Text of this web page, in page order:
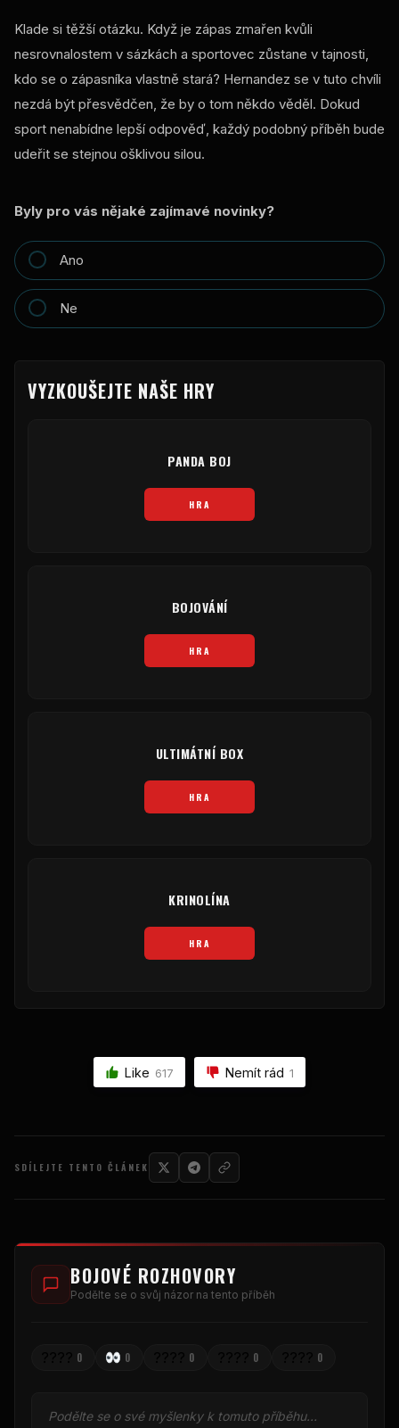
Klade si těžší otázku. Když je zápas zmařen kvůli
nesrovnalostem v sázkách a sportovec zůstane v tajnosti,
kdo se o zápasníka vlastně stará? Hernandez se v tuto chvíli
nezdá být přesvědčen, že by o tom někdo věděl. Dokud
sport nenabídne lepší odpověď, každý podobný příběh bude
udeřit se stejnou ošklivou silou.
Byly pro vás nějaké zajímavé novinky?
Ano
Ne
VYZKOUŠEJTE NAŠE HRY
PANDA BOJ
HRA
BOJOVÁNÍ
HRA
ULTIMÁTNÍ BOX
HRA
KRINOLÍNA
HRA
Like 617 Nemít rád 1
SDÍLEJTE TENTO ČLÁNEK
BOJOVÉ ROZHOVORY
Podělte se o svůj názor na tento příběh
0 0 0 0 0